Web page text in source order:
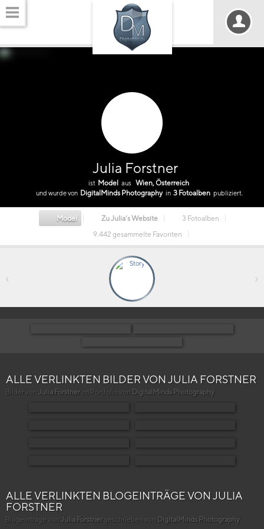
Julia Forstner
ist Model aus Wien, Österreich
und wurde von DigitalMinds Photography in 3 Fotoalben publiziert.
Model Zu Julia’s Website
3 Fotoalben
9.442 gesammelte Favoriten
‹ ›
ALLE VERLINKTEN BILDER VON JULIA FORSTNER
Bilder von Julia Forstnerim Portfolio von DigitalMinds Photography.
ALLE VERLINKTEN BLOGEINTRÄGE VON JULIA
FORSTNER
Blogeinträge von Julia Forstnergeschrieben von DigitalMinds Photography.